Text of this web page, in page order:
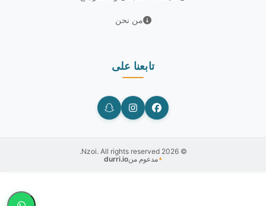
من نحن
تابعنا على
© 2026 Nzoi. All rights reserved.
✦مدعوم منdurri.io